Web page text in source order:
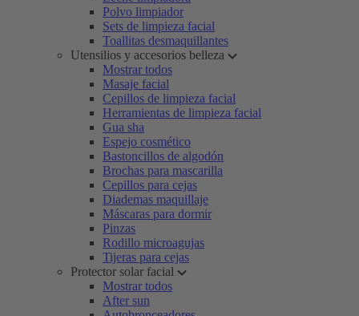
Polvo limpiador
Sets de limpieza facial
Toallitas desmaquillantes
Utensilios y accesorios belleza
Mostrar todos
Masaje facial
Cepillos de limpieza facial
Herramientas de limpieza facial
Gua sha
Espejo cosmético
Bastoncillos de algodón
Brochas para mascarilla
Cepillos para cejas
Diademas maquillaje
Máscaras para dormir
Pinzas
Rodillo microagujas
Tijeras para cejas
Protector solar facial
Mostrar todos
After sun